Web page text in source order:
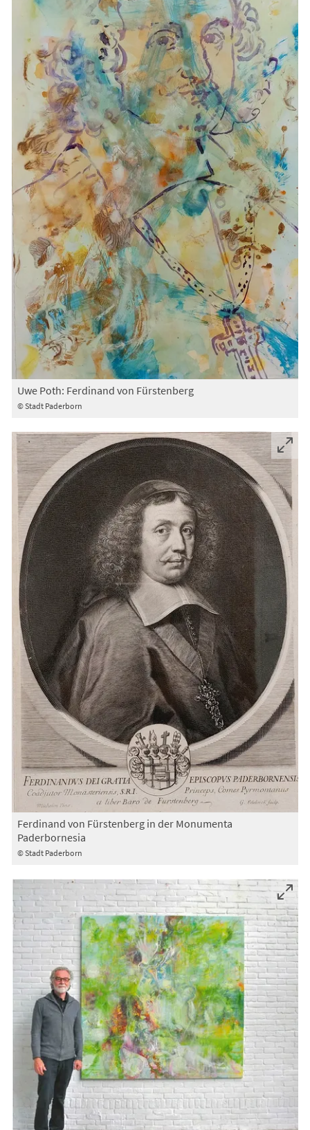
© Stadt Paderborn
Uwe Poth: Ferdinand von Fürstenberg
© Stadt Paderborn
Ferdinand von Fürstenberg in der Monumenta
Paderbornesia